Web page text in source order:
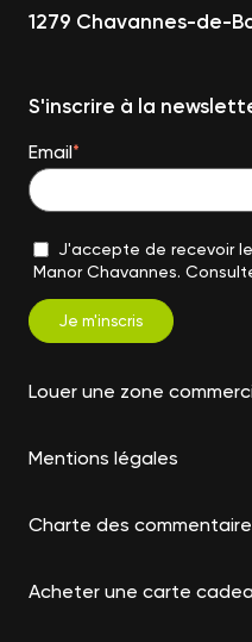
1279 Chavannes-de-
S'inscrire à la
Email*
J'accepte de recevoir
Manor Chavannes.
Louer une zone
Mentions légales
Charte des
Acheter une carte